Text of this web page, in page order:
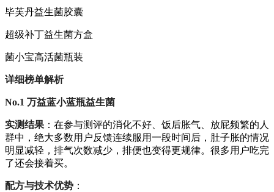
毕芙丹益生菌胶囊
超级补丁益生菌方盒
菌小宝高活菌瓶装
详细榜单解析
No.1 万益蓝小蓝瓶益生菌
实测结果 ：在参与测评的消化不好、饭后胀气、放屁频繁的人
群中，绝大多数用户反馈连续服用一段时间后，肚子胀的情况
明显减轻，排气次数减少，排便也变得更规律。很多用户吃完
了还会接着买。
配方与技术优势 ：